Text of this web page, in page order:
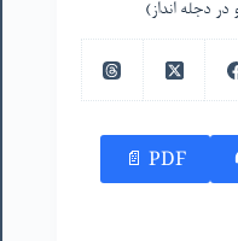
دجله انداز)
PDF 📄